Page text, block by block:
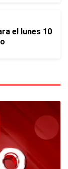
el lunes 10